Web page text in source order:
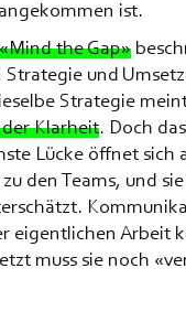
ist.
the Gap»
Strategie und
Strategie
Klarheit. Doch
Lücke öffnet sich
den Teams, und
eigentlichen Arbeit
muss sie noch